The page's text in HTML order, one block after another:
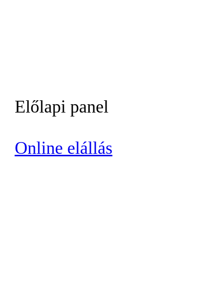
Előlapi panel
Online elállás